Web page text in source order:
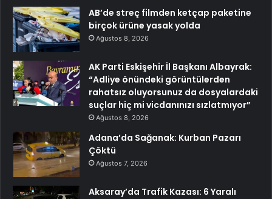
AB’de streç filmden ketçap paketine
birçok ürüne yasak yolda
Ağustos 8, 2026
AK Parti Eskişehir İl Başkanı Albayrak:
“Adliye önündeki görüntülerden
rahatsız oluyorsunuz da dosyalardaki
suçlar hiç mi vicdanınızı sızlatmıyor”
Ağustos 8, 2026
Adana’da Sağanak: Kurban Pazarı
Çöktü
Ağustos 7, 2026
Aksaray’da Trafik Kazası: 6 Yaralı